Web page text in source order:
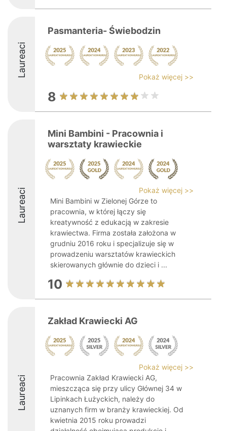
Laureaci
Pasmanteria- Świebodzin
Pokaż więcej >>
8
Laureaci
Mini Bambini - Pracownia i
warsztaty krawieckie
Pokaż więcej >>
Mini Bambini w Zielonej Górze to
pracownia, w której łączy się
kreatywność z edukacją w zakresie
krawiectwa. Firma została założona w
grudniu 2016 roku i specjalizuje się w
prowadzeniu warsztatów krawieckich
skierowanych głównie do dzieci i ...
10
Laureaci
Zakład Krawiecki AG
Pokaż więcej >>
Pracownia Zakład Krawiecki AG,
mieszcząca się przy ulicy Głównej 34 w
Lipinkach Łużyckich, należy do
uznanych firm w branży krawieckiej. Od
kwietnia 2015 roku prowadzi